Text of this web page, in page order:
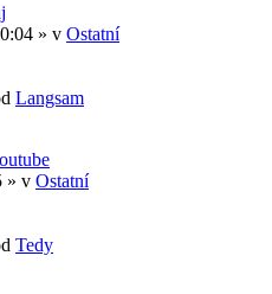
» v Ostatní
Langsam
» v Ostatní
Tedy